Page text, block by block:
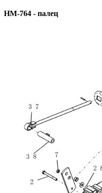
HM-764 - палец